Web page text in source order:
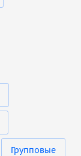
Групповые